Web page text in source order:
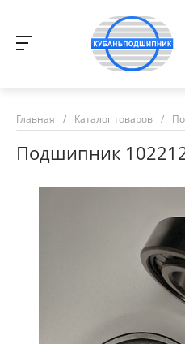
Главная / Каталог товаров /
Подшипник